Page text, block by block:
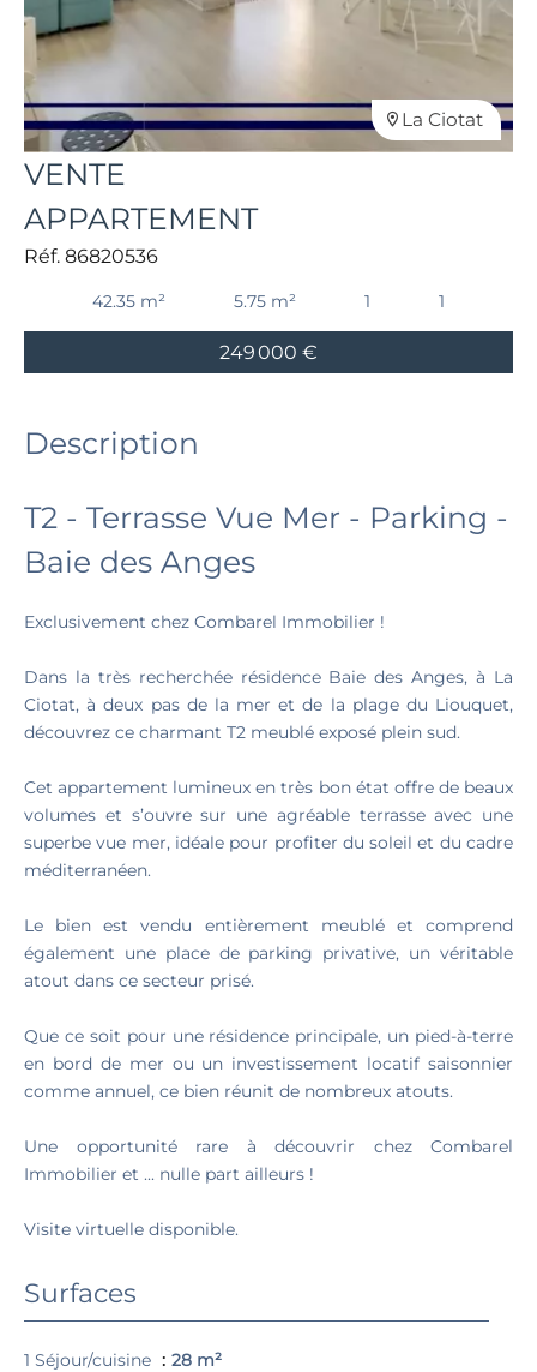
La Ciotat
VENTE
APPARTEMENT
Réf. 86820536
42.35 m² 5.75 m² 1 1
249 000 €
Description
T2 - Terrasse Vue Mer - Parking -
Baie des Anges
Exclusivement chez Combarel Immobilier !
Dans la très recherchée résidence Baie des Anges, à La
Ciotat, à deux pas de la mer et de la plage du Liouquet,
découvrez ce charmant T2 meublé exposé plein sud.
Cet appartement lumineux en très bon état offre de beaux
volumes et s’ouvre sur une agréable terrasse avec une
superbe vue mer, idéale pour profiter du soleil et du cadre
méditerranéen.
Le bien est vendu entièrement meublé et comprend
également une place de parking privative, un véritable
atout dans ce secteur prisé.
Que ce soit pour une résidence principale, un pied-à-terre
en bord de mer ou un investissement locatif saisonnier
comme annuel, ce bien réunit de nombreux atouts.
Une opportunité rare à découvrir chez Combarel
Immobilier et ... nulle part ailleurs !
Visite virtuelle disponible.
Surfaces
1 Séjour/cuisine
28 m²